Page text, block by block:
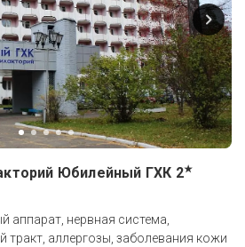
Юбилейный ГХК 2★
аппарат, нервная система,
тракт, аллергозы, заболевания кожи